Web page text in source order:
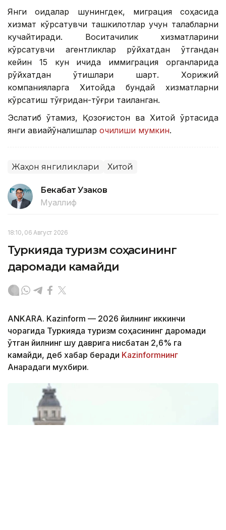
Янги қоидалар шунингдек, миграция соҳасида
хизмат кўрсатувчи ташкилотлар учун талабларни
кучайтиради. Воситачилик хизматларини
кўрсатувчи агентликлар рўйхатдан ўтгандан
кейин 15 кун ичида иммиграция органларида
рўйхатдан ўтишлари шарт. Хорижий
компанияларга Хитойда бундай хизматларни
кўрсатиш тўғридан-тўғри тақиқланган.
Эслатиб ўтамиз, Қозоғистон ва Хитой ўртасида
янги авиайўналишлар очилиши мумкин.
Жаҳон янгиликлари Хитой
Бекабат Узаков
Муаллиф
18:10, 06 Август 2026
Туркияда туризм соҳасининг
даромади камайди
ANKARA. Kazinform — 2026 йилнинг иккинчи
чорагида Туркияда туризм соҳасининг даромади
ўтган йилнинг шу даврига нисбатан 2,6% га
камайди, деб хабар беради Kazinformнинг
Анқарадаги мухбири.